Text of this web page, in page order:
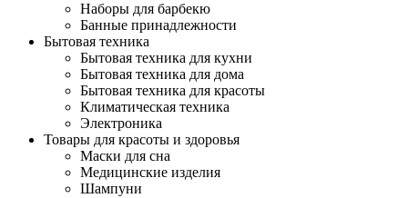
Наборы для барбекю
Банные принадлежности
Бытовая техника
Бытовая техника для кухни
Бытовая техника для дома
Бытовая техника для красоты
Климатическая техника
Электроника
Товары для красоты и здоровья
Маски для сна
Медицинские изделия
Шампуни